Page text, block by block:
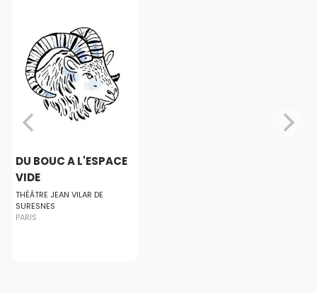
DU BOUC A L'ESPACE
VIDE
THÉÂTRE JEAN VILAR DE
SURESNES
PARIS